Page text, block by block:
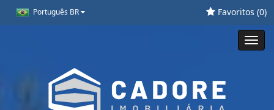
Português BR Favoritos (0)